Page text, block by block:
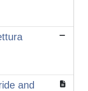
and